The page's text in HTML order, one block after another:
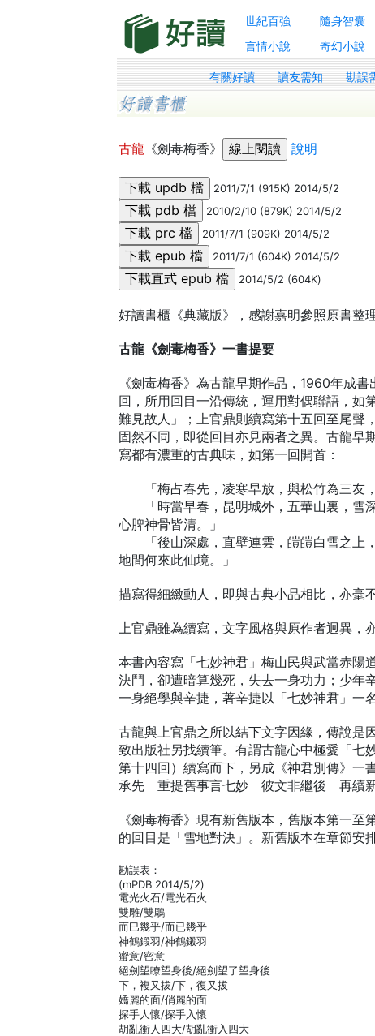
世紀百強 隨身智囊
言情小說
奇幻小說
有關好讀 讀友需知 勘誤
古龍 《劍毒梅香》 說明
2011/7/1 (915K) 2014/5/2
2010/2/10 (879K) 2014/5/2
2011/7/1 (909K) 2014/5/2
2011/7/1 (604K) 2014/5/2
2014/5/2 (604K)
好讀書櫃《典藏版》，感謝嘉明參照原書整
古龍《劍毒梅香》一書提要
《劍毒梅香》為古龍早期作品，1960年成
回，所用回目一沿傳統，運用對偶聯語，
難見故人」；上官鼎則續寫第十五回至尾聲
固然不同，即從回目亦見兩者之異。古龍早
寫都有濃重的古典味，如第一回開首：
「梅占春先，凌寒早放，與松竹為三友，
「時當早春，昆明城外，五華山裏，雪
心脾神骨皆清。」
「後山深處，直壁連雲，皚皚白雪之上
地間何來此仙境。」
描寫得細緻動人，即與古典小品相比，亦毫不
上官鼎雖為續寫，文字風格與原作者迥異，
本書內容寫「七妙神君」梅山民與武當赤陽
決鬥，卻遭暗算幾死，失去一身功力；少年
一身絕學與辛捷，著辛捷以「七妙神君」一
古龍與上官鼎之所以結下文字因緣，傳說是
致出版社另找續筆。有謂古龍心中極愛「七
第十四回）續寫而下，另成《神君別傳》一
承先 重提舊事言七妙 彼文非繼後 再續新
《劍毒梅香》現有新舊版本，舊版本第一
的回目是「雪地對決」。新舊版本在章節安
勘誤表：
(mPDB 2014/5/2)
電光火石/電光石火
雙雕/雙鵰
而巳幾乎/而已幾乎
神鶴鍛羽/神鶴鎩羽
蜜意/密意
絕劍望瞭望身後/絕劍望了望身後
下，複又拔/下，復又拔
嬌麗的面/俏麗的面
探手人懷/探手入懷
胡亂衝人四大/胡亂衝入四大